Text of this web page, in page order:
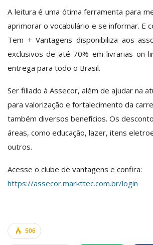
A leitura é uma ótima ferramenta para
aprimorar o vocabulário e se informar. E
Tem + Vantagens disponibiliza aos
exclusivos de até 70% em livrarias on-
entrega para todo o Brasil.
Ser filiado à Assecor, além de ajudar na
para valorização e fortalecimento da
também diversos benefícios. Os
áreas, como educação, lazer, itens
outros.
Acesse o clube de vantagens e confira:
https://assecor.markttec.com.br/login
506